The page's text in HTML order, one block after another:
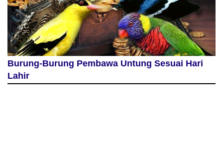
Burung-Burung Pembawa Untung Sesuai Hari
Lahir